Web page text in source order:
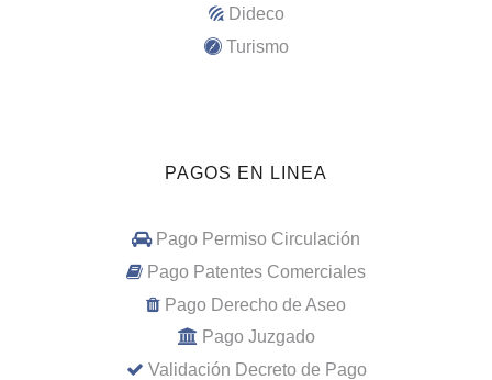
Dideco
Turismo
PAGOS EN LINEA
Pago Permiso Circulación
Pago Patentes Comerciales
Pago Derecho de Aseo
Pago Juzgado
Validación Decreto de Pago